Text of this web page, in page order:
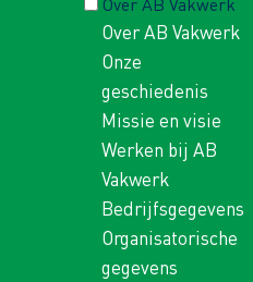
Over AB Vakwerk
Onze
geschiedenis
Missie en visie
Werken bij AB
Vakwerk
Bedrijfsgegevens
Organisatorische
gegevens